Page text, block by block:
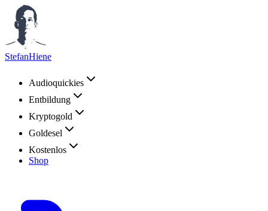
StefanHiene
Audioquickies
Entbildung
Kryptogold
Goldesel
Kostenlos
Shop